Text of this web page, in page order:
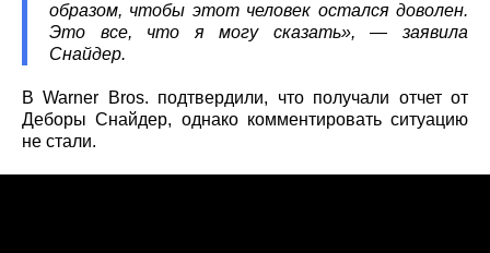
образом, чтобы этот человек остался доволен.
Это все, что я могу сказать», — заявила
Снайдер.
В Warner Bros. подтвердили, что получали отчет от
Деборы Снайдер, однако комментировать ситуацию
не стали.